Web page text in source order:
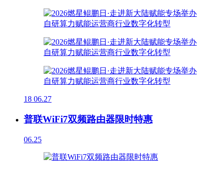
18 06.27
普联WiFi7双频路由器限时特惠
06.25